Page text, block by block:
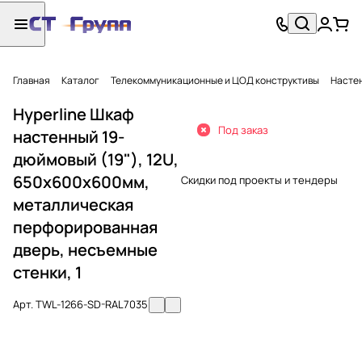
Главная Каталог Телекоммуникационные и ЦОД конструктивы
Hyperline Шкаф
настенный 19-
дюймовый (19"), 12U,
650x600х600мм,
металлическая
перфорированная
дверь, несъемные
стенки, 1
Арт.TWL-1266-SD-RAL7035
Под заказ
Скидки под проекты и тендеры